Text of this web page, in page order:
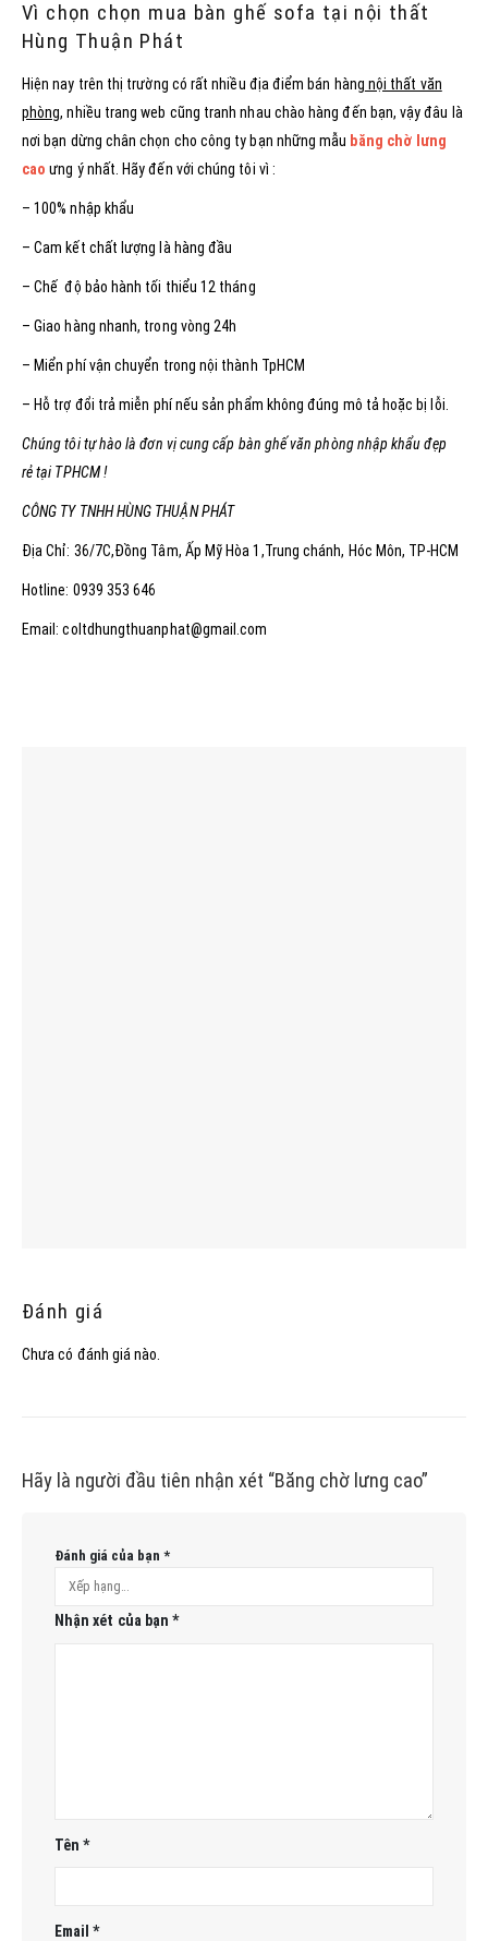
Vì chọn chọn mua bàn ghế sofa tại nội thất
Hùng Thuận Phát
Hiện nay trên thị trường có rất nhiều địa điểm bán hàng nội thất văn
phòng, nhiều trang web cũng tranh nhau chào hàng đến bạn, vậy đâu là
nơi bạn dừng chân chọn cho công ty bạn những mẫu băng chờ lưng
cao ưng ý nhất. Hãy đến với chúng tôi vì :
– 100% nhập khẩu
– Cam kết chất lượng là hàng đầu
– Chế độ bảo hành tối thiểu 12 tháng
– Giao hàng nhanh, trong vòng 24h
– Miển phí vận chuyển trong nội thành TpHCM
– Hỗ trợ đổi trả miễn phí nếu sản phẩm không đúng mô tả hoặc bị lỗi.
Chúng tôi tự hào là đơn vị cung cấp bàn ghế văn phòng nhập khẩu đẹp
rẻ tại TPHCM !
CÔNG TY TNHH HÙNG THUẬN PHÁT
Địa Chỉ: 36/7C,Đồng Tâm, Ấp Mỹ Hòa 1,Trung chánh, Hóc Môn, TP-HCM
Hotline: 0939 353 646
Email: coltdhungthuanphat@gmail.com
Đánh giá
Chưa có đánh giá nào.
Hãy là người đầu tiên nhận xét “Băng chờ lưng cao”
Đánh giá của bạn *
Nhận xét của bạn*
Tên*
Email*